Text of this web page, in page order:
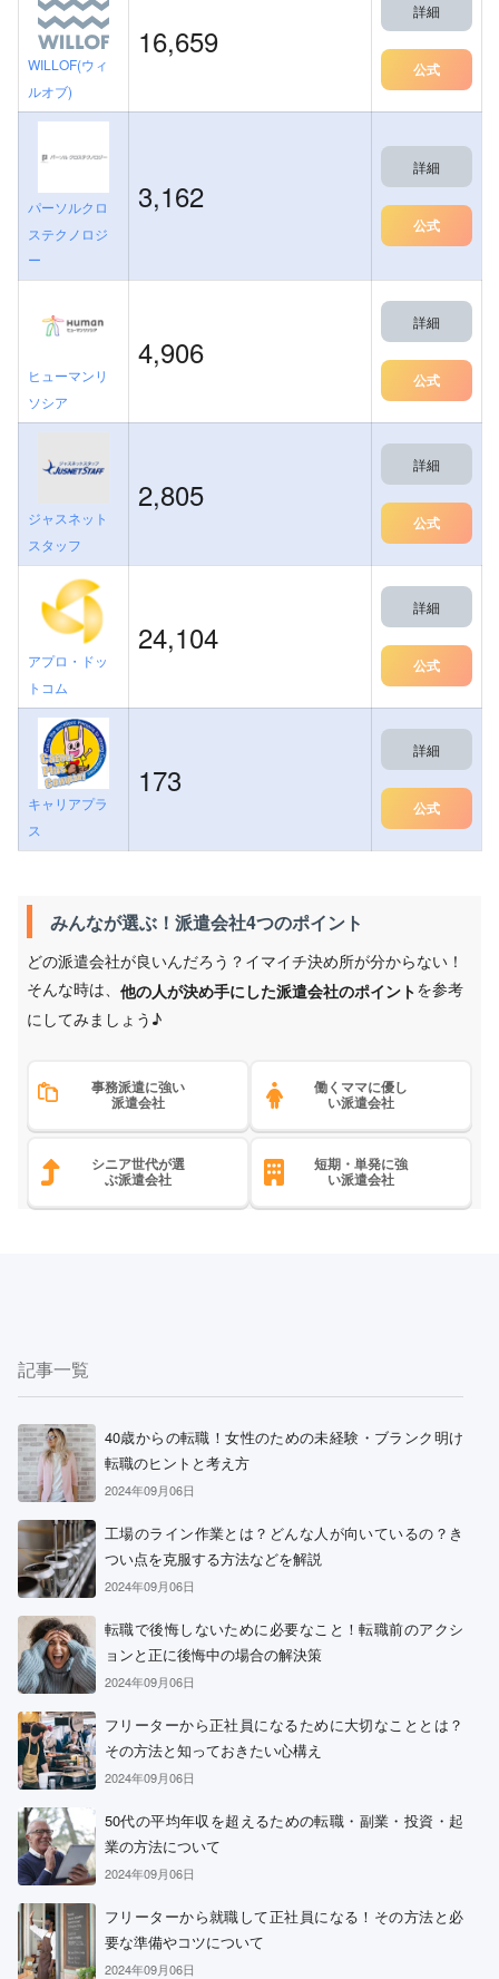
WILLOF(ウィ
ルオブ)
16,659
詳細
公式
パーソルクロ
ステクノロジ
ー
3,162
詳細
公式
ヒューマンリ
ソシア
4,906
詳細
公式
ジャスネット
スタッフ
2,805
詳細
公式
アプロ・ドッ
トコム
24,104
詳細
公式
キャリアプラ
ス
173
詳細
公式
みんなが選ぶ！派遣会社4つのポイント
どの派遣会社が良いんだろう？イマイチ決め所が分からない！
そんな時は、 他の人が決め手にした派遣会社のポイントを参考
にしてみましょう♪
事務派遣に強い
派遣会社
働くママに優し
い派遣会社
シニア世代が選
ぶ派遣会社
短期・単発に強
い派遣会社
記事一覧
40歳からの転職！女性のための未経験・ブランク明け
転職のヒントと考え方
2024年09月06日
工場のライン作業とは？どんな人が向いているの？き
つい点を克服する方法などを解説
2024年09月06日
転職で後悔しないために必要なこと！転職前のアクシ
ョンと正に後悔中の場合の解決策
2024年09月06日
フリーターから正社員になるために大切なこととは？
その方法と知っておきたい心構え
2024年09月06日
50代の平均年収を超えるための転職・副業・投資・起
業の方法について
2024年09月06日
フリーターから就職して正社員になる！その方法と必
要な準備やコツについて
2024年09月06日